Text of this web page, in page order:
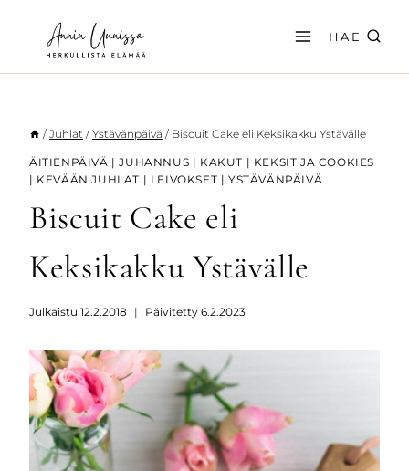
sisältöön
HAE
/ Juhlat / Ystävänpäivä / Biscuit Cake eli Keksikakku Ystävälle
ÄITIENPÄIVÄ |JUHANNUS | KAKUT | KEKSIT JA COOKIES
| KEVÄÄN JUHLAT | LEIVOKSET |YSTÄVÄNPÄIVÄ
Biscuit Cake eli
Keksikakku Ystävälle
Julkaistu 12.2.2018 Päivitetty 6.2.2023